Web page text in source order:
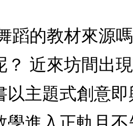
蹈的教材來源
近來坊間出
主題式創意